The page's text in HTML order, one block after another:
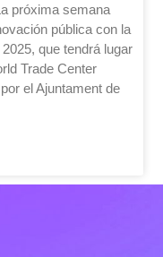
próxima semana
pública con la
que tendrá lugar
Trade Center
el Ajuntament de